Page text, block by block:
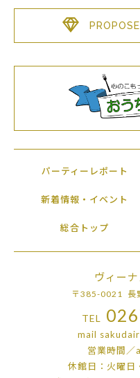
パーティーレポート
新着情報・イベント
総合トップ
ヴィー
〒385-0021 長
TEL
mail
営業時間
休館日：火曜日